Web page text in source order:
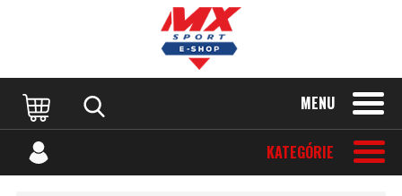
MENU
KATEGÓRIE